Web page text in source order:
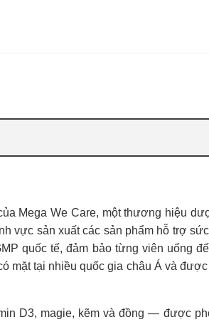
Mega We Care, một thương hiệu
vực sản xuất các sản phẩm hỗ trợ
quốc tế, đảm bảo từng viên uống
mặt tại nhiều quốc gia châu Á và
D3, magie, kẽm và đồng — được